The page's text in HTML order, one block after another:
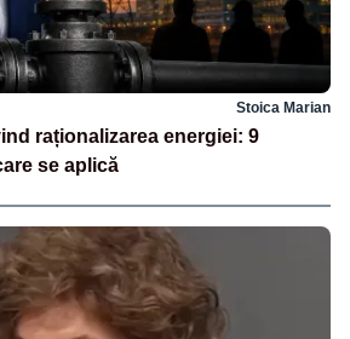
Stoica Marian
raționalizarea energiei: 9
se aplică